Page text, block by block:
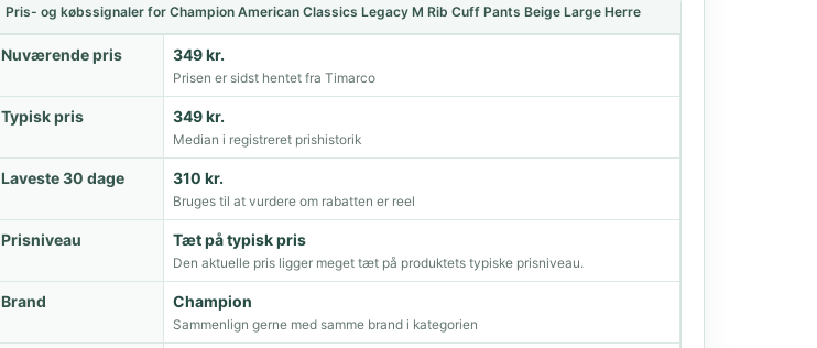
Pris- og købssignaler for Champion American Classics Legacy M Rib Cuff Pants Beige Large Herre
Nuværende pris 349 kr.
Prisen er sidst hentet fra Timarco
Typisk pris 349 kr.
Median i registreret prishistorik
Laveste 30 dage 310 kr.
Bruges til at vurdere om rabatten er reel
Prisniveau Tæt på typisk pris
Den aktuelle pris ligger meget tæt på produktets typiske prisniveau.
Brand Champion
Sammenlign gerne med samme brand i kategorien